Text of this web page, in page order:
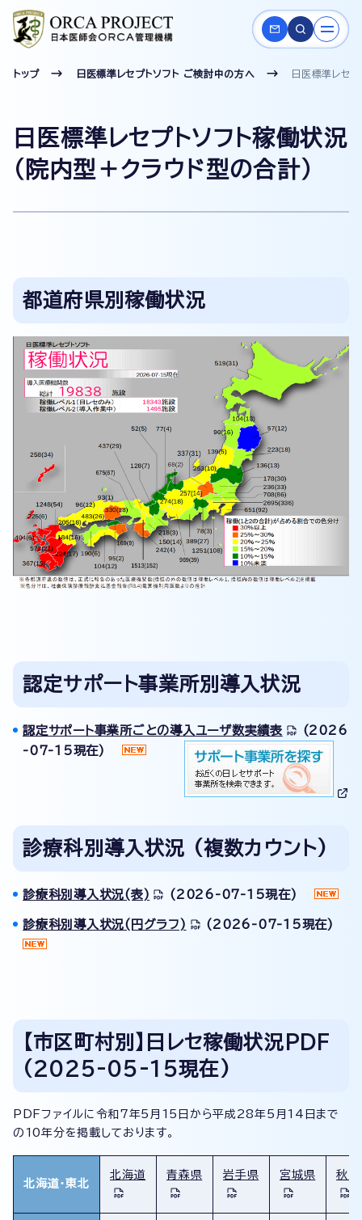
トップ 日医標準レセプトソフト ご検討中の方へ 日医標準レセ
日医標準レセプトソフト稼働状況
（院内型＋クラウド型の合計）
都道府県別稼働状況
認定サポート事業所別導入状況
認定サポート事業所ごとの導入ユーザ数実績表
(2026
-07-15現在)
診療科別導入状況 (複数カウント)
診療科別導入状況(表) (2026-07-15現在)
診療科別導入状況(円グラフ) (2026-07-15現在)
【市区町村別】日レセ稼働状況PDF
(2025-05-15現在)
PDFファイルに令和7年5月15日から平成28年5月14日まで
の10年分を掲載しております。
北海道・東北
北海道 青森県 岩手県 宮城県 秋田